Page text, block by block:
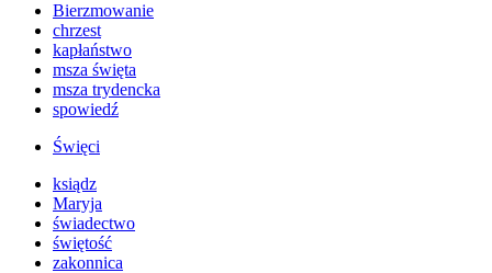
Bierzmowanie
chrzest
kapłaństwo
msza święta
msza trydencka
spowiedź
Święci
ksiądz
Maryja
świadectwo
świętość
zakonnica